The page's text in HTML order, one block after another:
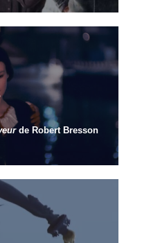
de Robert Bresson